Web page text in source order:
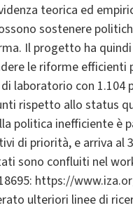
teorica ed
sostenere
Il progetto ha
le riforme
laboratorio con
rispetto allo status
politica inefficiente è
di priorità, e arriva al
sono confluiti nel
https://
ulteriori linee di